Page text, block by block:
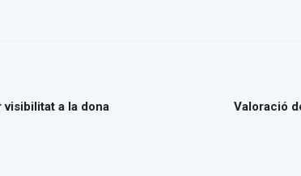
visibilitat a la dona
Valoració